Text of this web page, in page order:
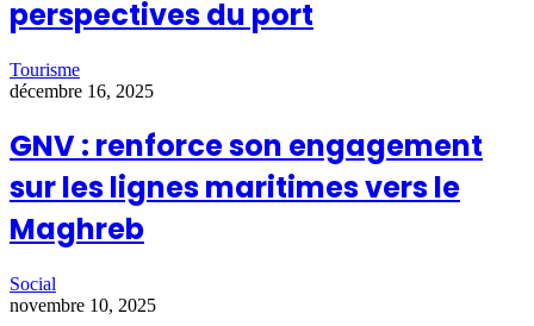
perspectives du port
Tourisme
décembre 16, 2025
GNV : renforce son engagement
sur les lignes maritimes vers le
Maghreb
Social
novembre 10, 2025